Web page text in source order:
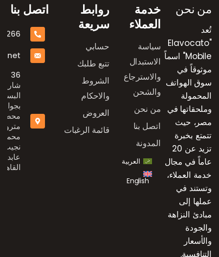
من نحن
تُعد
"Elavocato
Mobile" اسماً
موثوقاً في
سوق الهواتف
المحمولة
وملحقاتها في
مصر، حيث
تتمتع بخبرة
تزيد عن 20
عاماً في مجال
خدمة العملاء،
وتستند في
عملها إلى
مبادئ النزاهة
والجودة
والأسعار
التنافسية.
خدمة
العملاء
سياسة
الاستبدال
والاسترجاع
والشحن
من نحن
اتصل بنا
المدونة
العربية
English
روابط
سريعة
حسابي
تتبع طلبك
الشروط
والاحكام
العروض
قائمة الرغبات
اتصل بنا
36
شارع
بجوار
محطة
مترو
محمد
نجيب،